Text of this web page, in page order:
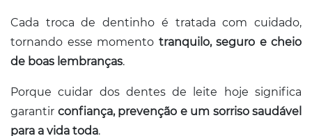
Cada troca de dentinho é tratada com cuidado,
tornando esse momento tranquilo, seguro e cheio
de boas lembranças.
Porque cuidar dos dentes de leite hoje significa
garantir confiança, prevenção e um sorriso saudável
para a vida toda.